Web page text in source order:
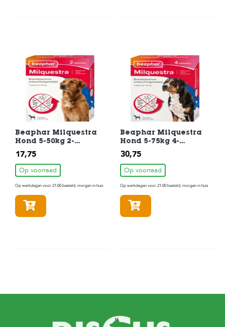
Beaphar Milquestra
Hond 5-50kg 2-
Tabletten
17,75
Op voorraad
Op werkdagen voor 21:00 besteld, morgen in huis
Beaphar Milquestra
Hond 5-75kg 4-
Tabletten
30,75
Op voorraad
Op werkdagen voor 21:00 besteld, morgen in huis